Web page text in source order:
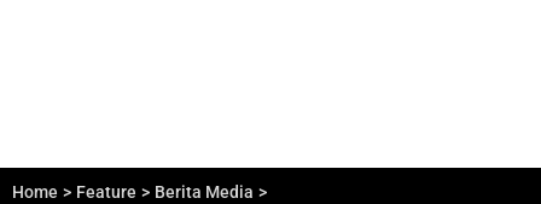
Home > Feature > Berita Media >